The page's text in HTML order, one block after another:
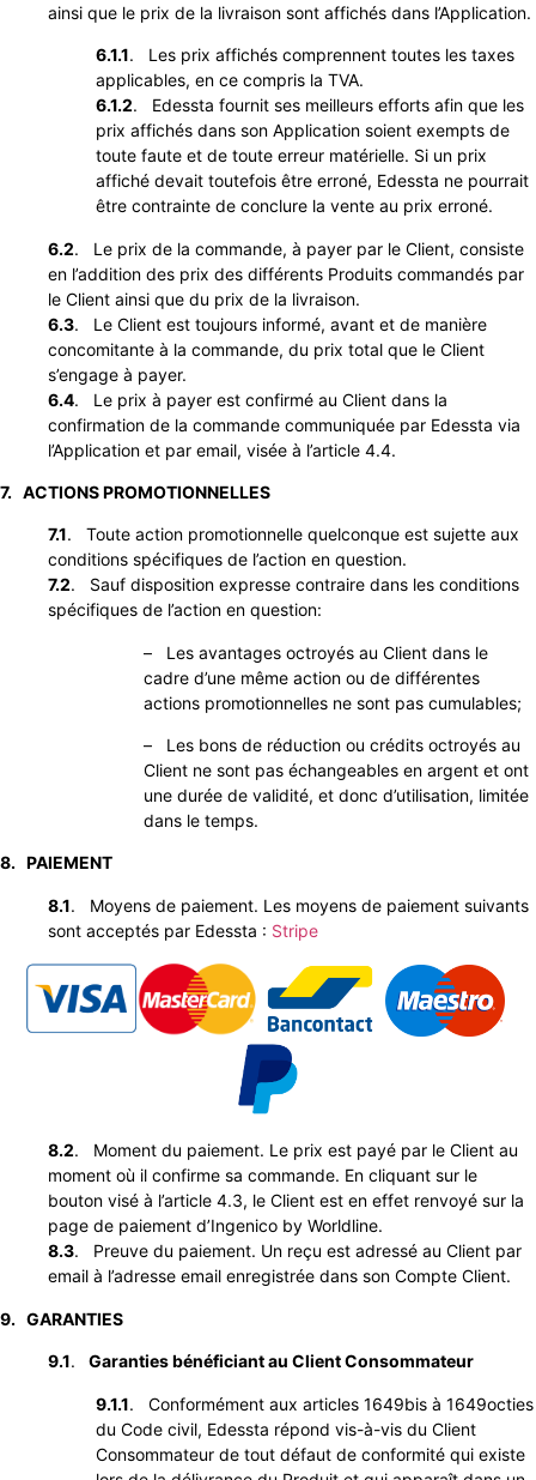
ainsi que le prix de la livraison sont affichés dans l’Application.
6.1.1. Les prix affichés comprennent toutes les taxes
applicables, en ce compris la TVA.
6.1.2. Edessta fournit ses meilleurs efforts afin que les
prix affichés dans son Application soient exempts de
toute faute et de toute erreur matérielle. Si un prix
affiché devait toutefois être erroné, Edessta ne pourrait
être contrainte de conclure la vente au prix erroné.
6.2. Le prix de la commande, à payer par le Client, consiste
en l’addition des prix des différents Produits commandés par
le Client ainsi que du prix de la livraison.
6.3. Le Client est toujours informé, avant et de manière
concomitante à la commande, du prix total que le Client
s’engage à payer.
6.4. Le prix à payer est confirmé au Client dans la
confirmation de la commande communiquée par Edessta via
l’Application et par email, visée à l’article 4.4.
7. ACTIONS PROMOTIONNELLES
7.1. Toute action promotionnelle quelconque est sujette aux
conditions spécifiques de l’action en question.
7.2. Sauf disposition expresse contraire dans les conditions
spécifiques de l’action en question:
– Les avantages octroyés au Client dans le
cadre d’une même action ou de différentes
actions promotionnelles ne sont pas cumulables;
– Les bons de réduction ou crédits octroyés au
Client ne sont pas échangeables en argent et ont
une durée de validité, et donc d’utilisation, limitée
dans le temps.
8. PAIEMENT
8.1. Moyens de paiement. Les moyens de paiement suivants
sont acceptés par Edessta : Stripe
8.2. Moment du paiement. Le prix est payé par le Client au
moment où il confirme sa commande. En cliquant sur le
bouton visé à l’article 4.3, le Client est en effet renvoyé sur la
page de paiement d’Ingenico by Worldline.
8.3. Preuve du paiement. Un reçu est adressé au Client par
email à l’adresse email enregistrée dans son Compte Client.
9. GARANTIES
9.1. Garanties bénéficiant au Client Consommateur
9.1.1. Conformément aux articles 1649bis à 1649octies
du Code civil, Edessta répond vis-à-vis du Client
Consommateur de tout défaut de conformité qui existe